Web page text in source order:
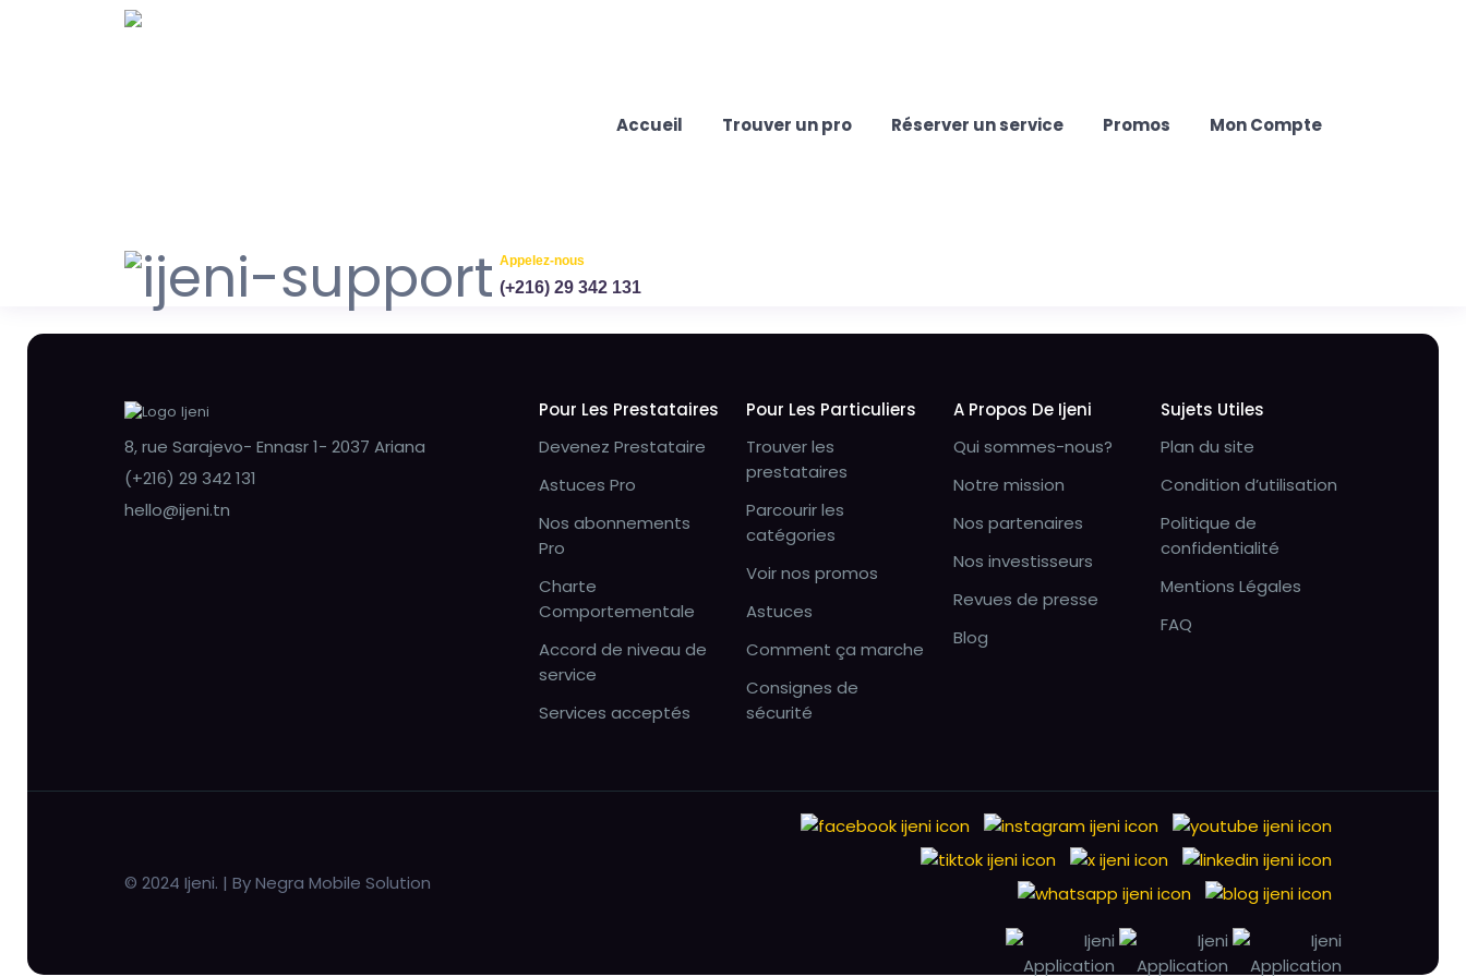
Accueil Trouver un pro Réserver un service Promos Mon Compte
Appelez-nous
(+216) 29 342 131
8, rue Sarajevo- Ennasr 1- 2037 Ariana
(+216) 29 342 131
hello@ijeni.tn
Pour Les Prestataires
Devenez Prestataire
Astuces Pro
Nos abonnements
Pro
Charte
Comportementale
Accord de niveau de
service
Services acceptés
Pour Les Particuliers
Trouver les
prestataires
Parcourir les
catégories
Voir nos promos
Astuces
Comment ça marche
Consignes de
sécurité
A Propos De Ijeni
Qui sommes-nous?
Notre mission
Nos partenaires
Nos investisseurs
Revues de presse
Blog
Sujets Utiles
Plan du site
Condition d’utilisation
Politique de
confidentialité
Mentions Légales
FAQ
© 2024 Ijeni. | By Negra Mobile Solution